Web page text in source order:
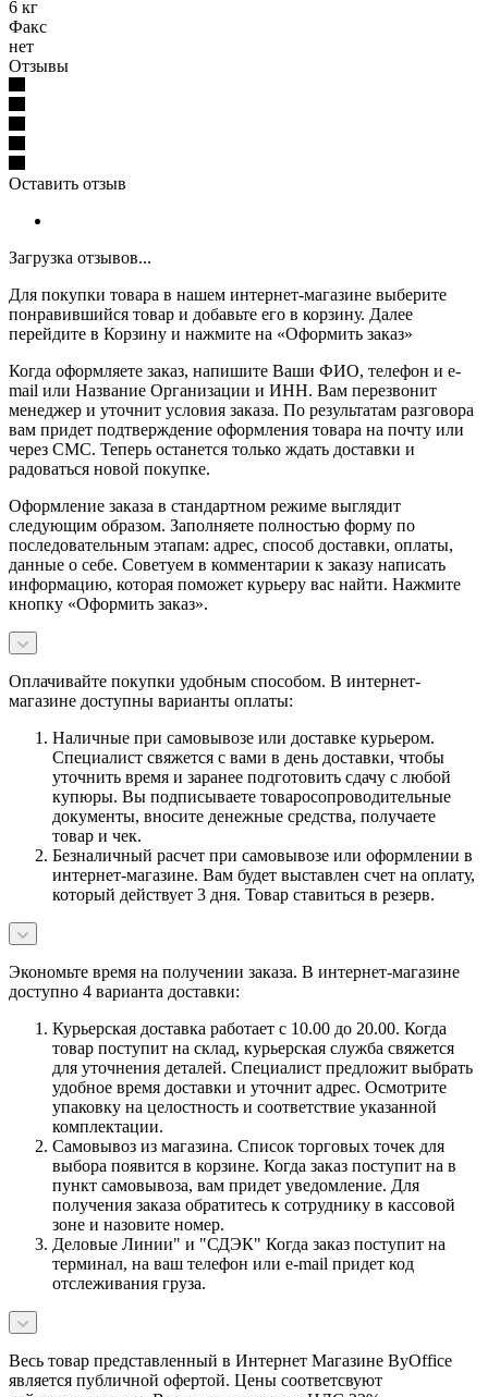
6 кг
Факс
нет
Отзывы
Оставить отзыв
Загрузка отзывов...
Для покупки товара в нашем интернет-магазине выберите
понравившийся товар и добавьте его в корзину. Далее
перейдите в Корзину и нажмите на «Оформить заказ»
Когда оформляете заказ, напишите Ваши ФИО, телефон и e-
mail или Название Организации и ИНН. Вам перезвонит
менеджер и уточнит условия заказа. По результатам разговора
вам придет подтверждение оформления товара на почту или
через СМС. Теперь останется только ждать доставки и
радоваться новой покупке.
Оформление заказа в стандартном режиме выглядит
следующим образом. Заполняете полностью форму по
последовательным этапам: адрес, способ доставки, оплаты,
данные о себе. Советуем в комментарии к заказу написать
информацию, которая поможет курьеру вас найти. Нажмите
кнопку «Оформить заказ».
Оплачивайте покупки удобным способом. В интернет-
магазине доступны варианты оплаты:
Наличные при самовывозе или доставке курьером.
Специалист свяжется с вами в день доставки, чтобы
уточнить время и заранее подготовить сдачу с любой
купюры. Вы подписываете товаросопроводительные
документы, вносите денежные средства, получаете
товар и чек.
Безналичный расчет при самовывозе или оформлении в
интернет-магазине. Вам будет выставлен счет на оплату,
который действует 3 дня. Товар ставиться в резерв.
Экономьте время на получении заказа. В интернет-магазине
доступно 4 варианта доставки:
Курьерская доставка работает с 10.00 до 20.00. Когда
товар поступит на склад, курьерская служба свяжется
для уточнения деталей. Специалист предложит выбрать
удобное время доставки и уточнит адрес. Осмотрите
упаковку на целостность и соответствие указанной
комплектации.
Самовывоз из магазина. Список торговых точек для
выбора появится в корзине. Когда заказ поступит на в
пункт самовывоза, вам придет уведомление. Для
получения заказа обратитесь к сотруднику в кассовой
зоне и назовите номер.
Деловые Линии" и "СДЭК" Когда заказ поступит на
терминал, на ваш телефон или e-mail придет код
отслеживания груза.
Весь товар представленный в Интернет Магазине ByOffice
является публичной офертой. Цены соответсвуют